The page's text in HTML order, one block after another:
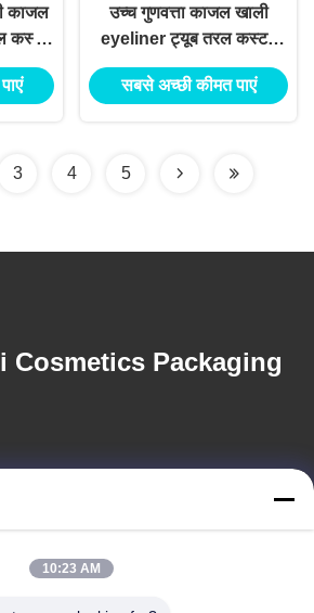
काजल
कस्टम
कंटेनर
उच्च गुणवत्ता काजल खाली
eyeliner ट्यूब तरल कस्टम
तरल थोक तरल eyeliner
कलम पैकेजिंग
सबसे अच्छी कीमत पाएं
3 4 5
Cosmetics Packaging
10:23 AM